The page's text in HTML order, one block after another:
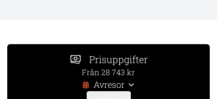
Prisuppgifter
Från 28 743 kr
Avresor